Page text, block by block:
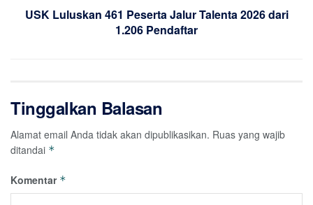
USK Luluskan 461 Peserta Jalur Talenta 2026 dari
1.206 Pendaftar
Tinggalkan Balasan
Alamat email Anda tidak akan dipublikasikan. Ruas yang wajib
ditandai *
Komentar *